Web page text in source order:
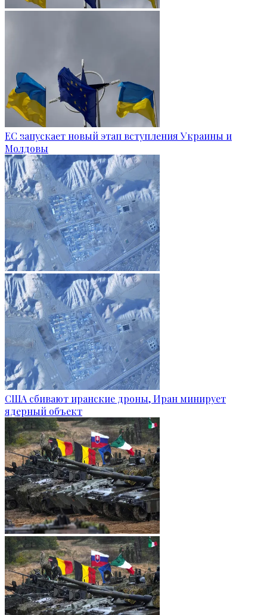
ЕС запускает новый этап вступления Украины и
Молдовы
США сбивают иранские дроны, Иран минирует
ядерный объект